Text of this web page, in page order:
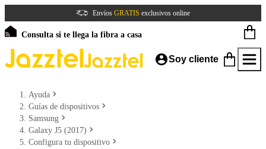
Envíos GRATIS exclusivos online
Consulta si te llega la fibra a casa
Soy cliente
Ayuda
Guías de dispositivos
Samsung
Galaxy J5 (2017)
Configura tu dispositivo